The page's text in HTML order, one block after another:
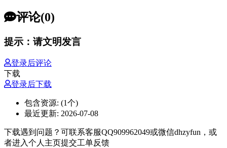
评论(0)
提示：请文明发言
登录后评论
下载
登录后下载
包含资源: (1个)
最近更新: 2026-07-08
下载遇到问题？可联系客服QQ909962049或微信dhzyfun，或
者进入个人主页提交工单反馈